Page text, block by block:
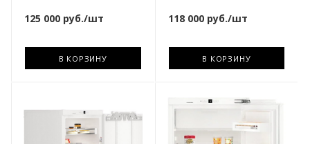
125 000 руб./шт
В КОРЗИНУ
118 000руб./шт
В КОРЗИНУ